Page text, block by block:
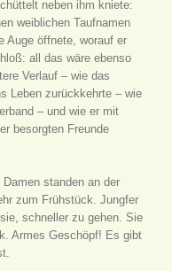
neben ihm kniete:
weiblichen Taufnamen
Auge öffnete, worauf er
all das wäre ebenso
Verlauf – wie das
Leben zurückkehrte – wie
– und wie er mit
besorgten Freunde
standen an der
zum Frühstück. Jungfer
schneller zu gehen. Sie
Armes Geschöpf! Es gibt